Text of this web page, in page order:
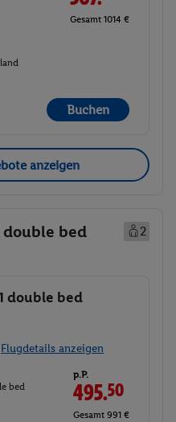
Gesamt 1014 €
Buchen
anzeigen
double bed
2
double bed
Flugdetails anzeigen
bed
p.P.
495.50
Gesamt 991 €